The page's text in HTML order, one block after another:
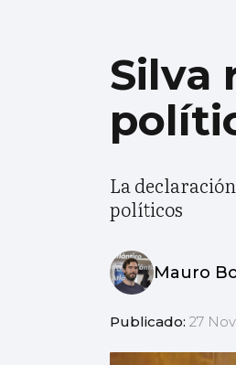
Silva
La
políticos
Mauro
Publicado: 27